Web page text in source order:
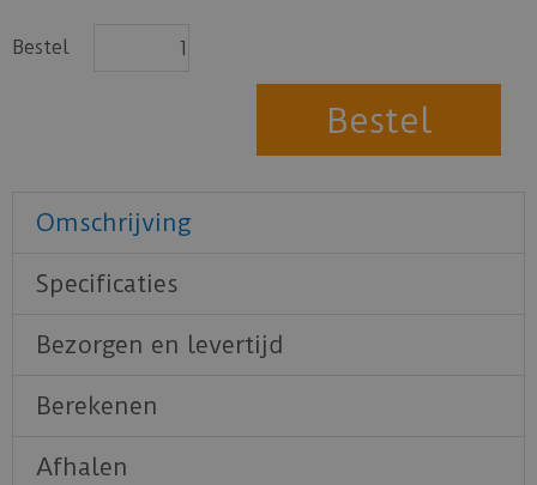
Bestel
Omschrijving
Specificaties
Bezorgen en levertijd
Berekenen
Afhalen